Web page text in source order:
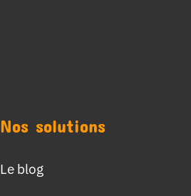
Nos solutions
Le blog